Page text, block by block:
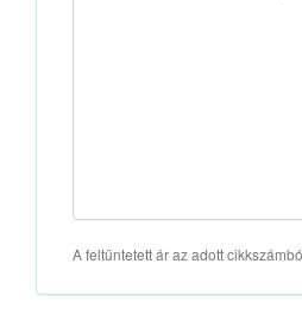
A feltüntetett ár az adott